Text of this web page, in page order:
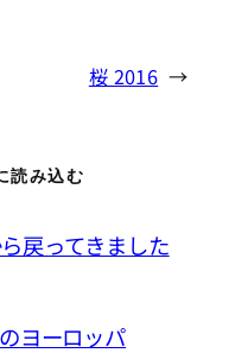
桜 2016 →
読み込む
戻ってきました
ヨーロッパ